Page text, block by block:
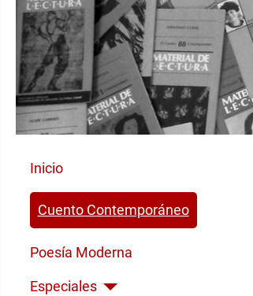
Inicio
Cuento Contemporáneo
Poesía Moderna
Especiales